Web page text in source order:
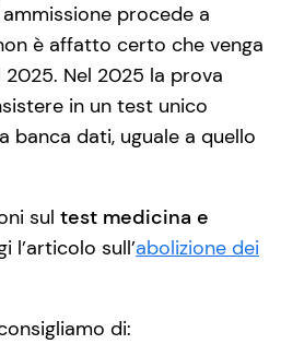
procede a
è affatto certo che venga
Nel 2025 la prova
in un test unico
banca dati, uguale a quello
sul test medicina e
l’articolo sull’abolizione dei
di: